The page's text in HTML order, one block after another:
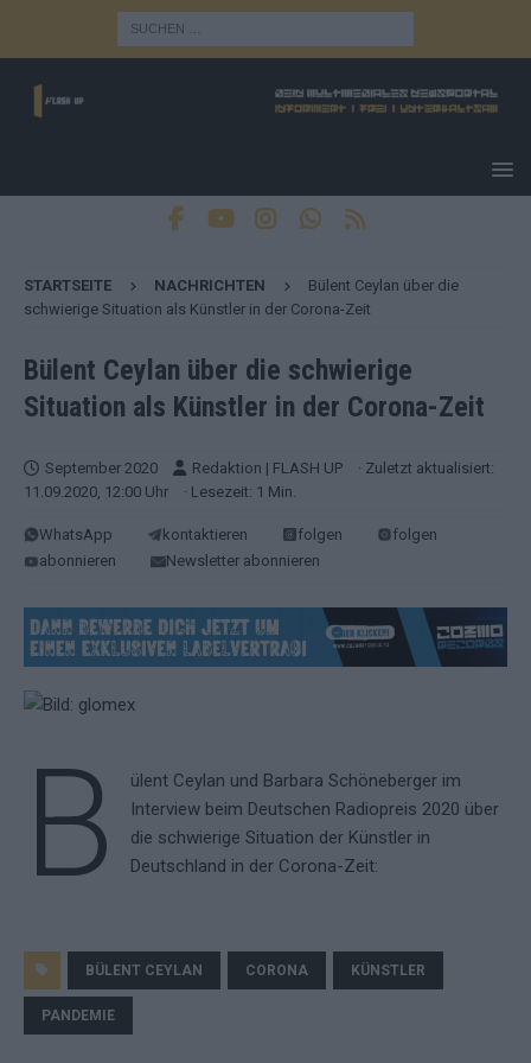
STARTSEITE NACHRICHTEN
Bülent Ceylan über die
schwierige Situation als Künstler in der Corona-Zeit
Bülent Ceylan über die schwierige
Situation als Künstler in der Corona-Zeit
September 2020 Redaktion | FLASH UP
· Zuletzt aktualisiert:
11.09.2020, 12:00 Uhr
· Lesezeit: 1 Min.
WhatsApp kontaktieren folgen
folgen
abonnieren
Newsletter abonnieren
B
ülent Ceylan und Barbara Schöneberger im
Interview beim Deutschen Radiopreis 2020 über
die schwierige Situation der Künstler in
Deutschland in der Corona-Zeit:
BÜLENT CEYLAN CORONA KÜNSTLER
PANDEMIE